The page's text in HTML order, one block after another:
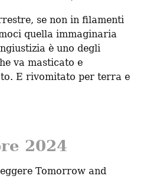
se non in filamenti
quella immaginaria
è uno degli
va masticato e
E rivomitato per terra e
2024
Tomorrow and